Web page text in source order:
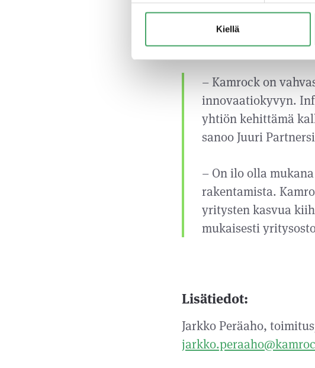
Kiellä
jossa kasvua edelliseen
liikevaihto kasvaa yli
kasvuaan
– Kamrock on
innovaatiokyvyn.
yhtiön kehittämä
sanoo Juuri
– On ilo olla
rakentamista.
yritysten kasvua
mukaisesti
Lisätiedot:
Jarkko Peräaho,